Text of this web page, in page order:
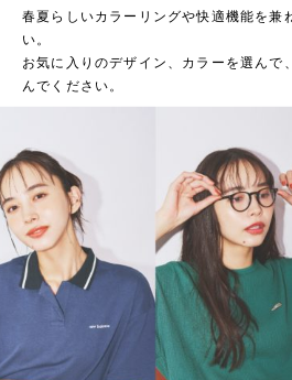
春夏らしいカラーリングや快適機能を兼
い。
お気に入りのデザイン、カラーを選んで
んでください。